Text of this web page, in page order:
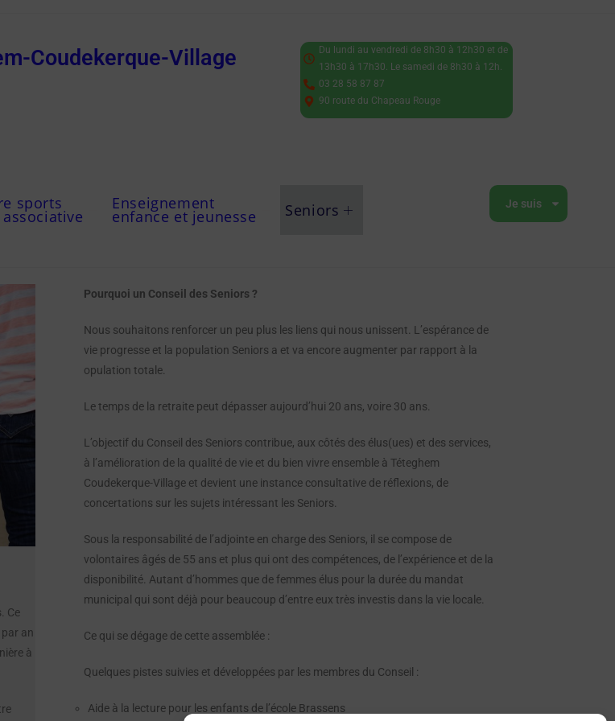
Coudekerque-Village
Du lundi au vendredi de 8h30 à 12h30 et de
13h30 à 17h30. Le samedi de 8h30 à 12h.
03 28 58 87 87
90 route du Chapeau Rouge
sports Enseignement
enfance et jeunesse Seniors Je suis
Ce
an
à
Pourquoi un Conseil des Seniors ?
Nous souhaitons renforcer un peu plus les liens qui nous unissent. L’espérance de
vie progresse et la population Seniors a et va encore augmenter par rapport à la
opulation totale.
Le temps de la retraite peut dépasser aujourd’hui 20 ans, voire 30 ans.
L’objectif du Conseil des Seniors contribue, aux côtés des élus(ues) et des services,
à l’amélioration de la qualité de vie et du bien vivre ensemble à Téteghem
Coudekerque-Village et devient une instance consultative de réflexions, de
concertations sur les sujets intéressant les Seniors.
Sous la responsabilité de l’adjointe en charge des Seniors, il se compose de
volontaires âgés de 55 ans et plus qui ont des compétences, de l’expérience et de la
disponibilité. Autant d’hommes que de femmes élus pour la durée du mandat
municipal qui sont déjà pour beaucoup d’entre eux très investis dans la vie locale.
Ce qui se dégage de cette assemblée :
Quelques pistes suivies et développées par les membres du Conseil :
Aide à la lecture pour les enfants de l’école Brassens